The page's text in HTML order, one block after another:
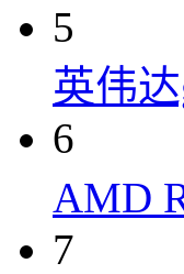
5
英伟
6
AMD
7